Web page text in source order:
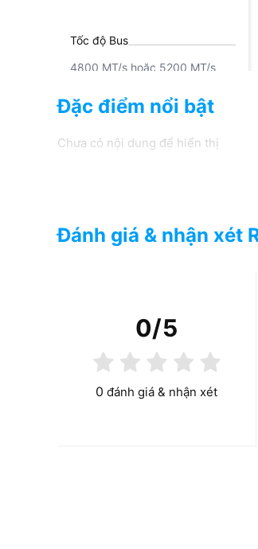
Tốc độ Bus
4800 MT/s hoặc 5200 MT/s
Băng thông
~38.4 GB/s (4800) / ~41.6
Đặc điểm nổi bật
Chưa có nội dung để hiển thị
Đánh giá & nhận xét
0/5
0 đánh giá & nhận xét